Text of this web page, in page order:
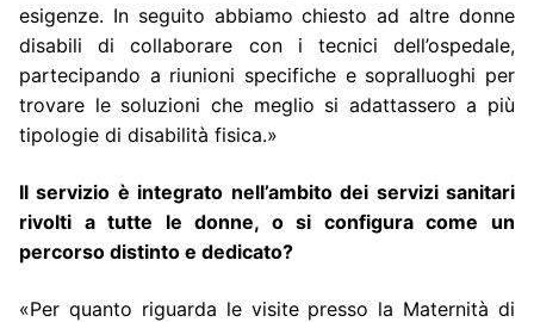
esigenze. In seguito abbiamo chiesto ad altre donne
disabili di collaborare con i tecnici dell’ospedale,
partecipando a riunioni specifiche e sopralluoghi per
trovare le soluzioni che meglio si adattassero a più
tipologie di disabilità fisica.»
Il servizio è integrato nell’ambito dei servizi sanitari
rivolti a tutte le donne, o si configura come un
percorso distinto e dedicato?
«Per quanto riguarda le visite presso la Maternità di